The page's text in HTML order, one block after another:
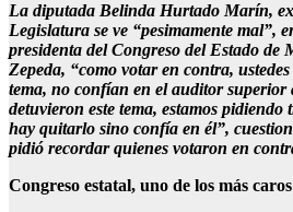
La diputada Belinda Hurtado Marín,
Legislatura se ve “pesimamente mal”,
presidenta del Congreso del Estado
Zepeda, “como votar en contra,
tema, no confían en el auditor superior
detuvieron este tema, estamos pidiendo
hay quitarlo sino confía en él”,
pidió recordar quienes votaron en
Congreso estatal, uno de los más